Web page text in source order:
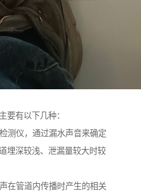
要有以下几种：
测仪，通过漏水声音来确定
埋深较浅、泄漏量较大时较
在管道内传播时产生的相关